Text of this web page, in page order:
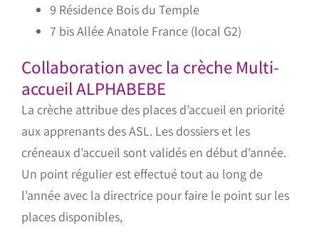
9 Résidence Bois du Temple
7 bis Allée Anatole France (local G2)
Collaboration avec la crèche Multi-
accueil ALPHABEBE
La crèche attribue des places d’accueil en priorité
aux apprenants des ASL. Les dossiers et les
créneaux d’accueil sont validés en début d’année.
Un point régulier est effectué tout au long de
l’année avec la directrice pour faire le point sur les
places disponibles,